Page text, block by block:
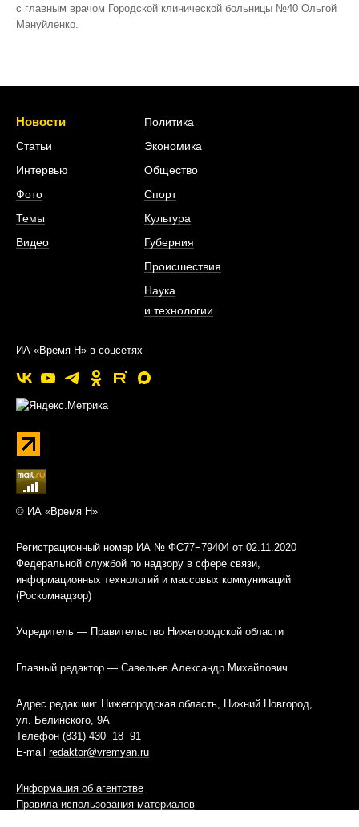
с главным врачом Городской клинической больницы №40 Ольгой
Мануйленко.
Новости
Статьи
Интервью
Фото
Темы
Видео
Политика
Экономика
Общество
Спорт
Культура
Губерния
Происшествия
Наука
и технологии
ИА «Время Н» в соцсетях
© ИА «Время Н»
Регистрационный номер ИА № ФС77−79404 от 02.11.2020
Федеральной службой по надзору в сфере связи,
информационных технологий и массовых коммуникаций
(Роскомнадзор)
Учредитель — Правительство Нижегородской области
Главный редактор — Савельев Александр Михайлович
Адрес редакции: Нижегородская область, Нижний Новгород,
ул. Белинского, 9А
Телефон (831) 430−18−91
E-mail redaktor@vremyan.ru
Информация об агентстве
Правила использования материалов